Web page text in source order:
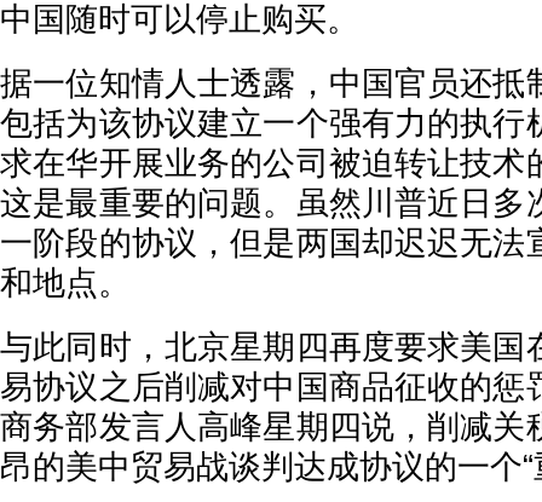
中国随时可以停止购买。
据一位知情人士透露，中国官员还抵
包括为该协议建立一个强有力的执行
求在华开展业务的公司被迫转让技术
这是最重要的问题。虽然川普近日多
一阶段的协议，但是两国却迟迟无法
和地点。
与此同时，北京星期四再度要求美国
易协议之后削减对中国商品征收的惩
商务部发言人高峰星期四说，削减关
昂的美中贸易战谈判达成协议的一个“